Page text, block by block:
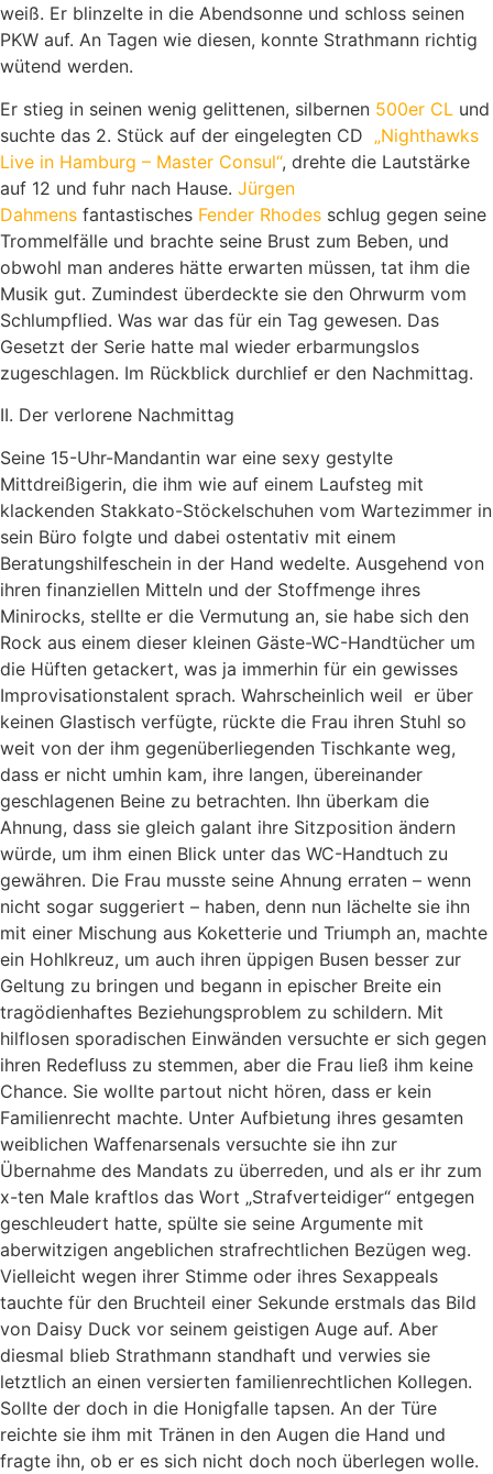
weiß. Er blinzelte in die Abendsonne und schloss seinen
PKW auf. An Tagen wie diesen, konnte Strathmann richtig
wütend werden.
Er stieg in seinen wenig gelittenen, silbernen 500er CL und
suchte das 2. Stück auf der eingelegten CD „Nighthawks
Live in Hamburg – Master Consul“, drehte die Lautstärke
auf 12 und fuhr nach Hause. Jürgen
Dahmens fantastisches Fender Rhodes schlug gegen seine
Trommelfälle und brachte seine Brust zum Beben, und
obwohl man anderes hätte erwarten müssen, tat ihm die
Musik gut. Zumindest überdeckte sie den Ohrwurm vom
Schlumpflied. Was war das für ein Tag gewesen. Das
Gesetzt der Serie hatte mal wieder erbarmungslos
zugeschlagen. Im Rückblick durchlief er den Nachmittag.
II. Der verlorene Nachmittag
Seine 15-Uhr-Mandantin war eine sexy gestylte
Mittdreißigerin, die ihm wie auf einem Laufsteg mit
klackenden Stakkato-Stöckelschuhen vom Wartezimmer in
sein Büro folgte und dabei ostentativ mit einem
Beratungshilfeschein in der Hand wedelte. Ausgehend von
ihren finanziellen Mitteln und der Stoffmenge ihres
Minirocks, stellte er die Vermutung an, sie habe sich den
Rock aus einem dieser kleinen Gäste-WC-Handtücher um
die Hüften getackert, was ja immerhin für ein gewisses
Improvisationstalent sprach. Wahrscheinlich weil er über
keinen Glastisch verfügte, rückte die Frau ihren Stuhl so
weit von der ihm gegenüberliegenden Tischkante weg,
dass er nicht umhin kam, ihre langen, übereinander
geschlagenen Beine zu betrachten. Ihn überkam die
Ahnung, dass sie gleich galant ihre Sitzposition ändern
würde, um ihm einen Blick unter das WC-Handtuch zu
gewähren. Die Frau musste seine Ahnung erraten – wenn
nicht sogar suggeriert – haben, denn nun lächelte sie ihn
mit einer Mischung aus Koketterie und Triumph an, machte
ein Hohlkreuz, um auch ihren üppigen Busen besser zur
Geltung zu bringen und begann in epischer Breite ein
tragödienhaftes Beziehungsproblem zu schildern. Mit
hilflosen sporadischen Einwänden versuchte er sich gegen
ihren Redefluss zu stemmen, aber die Frau ließ ihm keine
Chance. Sie wollte partout nicht hören, dass er kein
Familienrecht machte. Unter Aufbietung ihres gesamten
weiblichen Waffenarsenals versuchte sie ihn zur
Übernahme des Mandats zu überreden, und als er ihr zum
x-ten Male kraftlos das Wort „Strafverteidiger“ entgegen
geschleudert hatte, spülte sie seine Argumente mit
aberwitzigen angeblichen strafrechtlichen Bezügen weg.
Vielleicht wegen ihrer Stimme oder ihres Sexappeals
tauchte für den Bruchteil einer Sekunde erstmals das Bild
von Daisy Duck vor seinem geistigen Auge auf. Aber
diesmal blieb Strathmann standhaft und verwies sie
letztlich an einen versierten familienrechtlichen Kollegen.
Sollte der doch in die Honigfalle tapsen. An der Türe
reichte sie ihm mit Tränen in den Augen die Hand und
fragte ihn, ob er es sich nicht doch noch überlegen wolle.